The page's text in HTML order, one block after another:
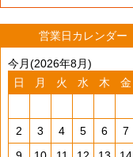
営業日カレンダー
今月(2026年8月)
日
月 火 水 木 金
2
3 4 5 6 7